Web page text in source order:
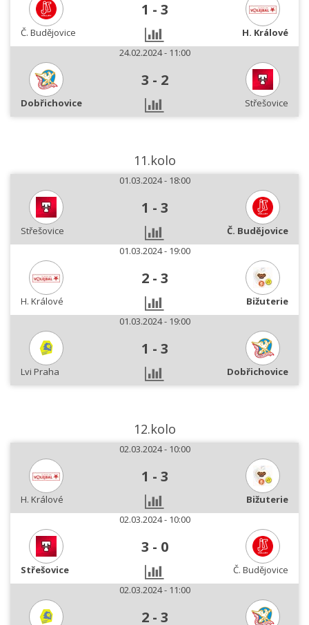
1 - 3
Č. Budějovice
H. Králové
24.02.2024 - 11:00
3 - 2
Dobřichovice Střešovice
11.kolo
01.03.2024 - 18:00
1 - 3
Střešovice
Č. Budějovice
01.03.2024 - 19:00
2 - 3
H. Králové
Bižuterie
01.03.2024 - 19:00
1 - 3
Lvi Praha Dobřichovice
12.kolo
02.03.2024 - 10:00
1 - 3
H. Králové
Bižuterie
02.03.2024 - 10:00
3 - 0
Střešovice
Č. Budějovice
02.03.2024 - 11:00
2 - 3